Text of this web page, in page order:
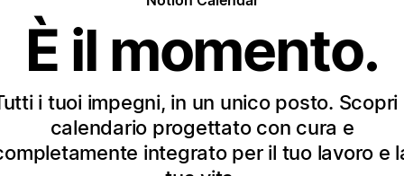
È il momento.
i tuoi impegni, in un unico posto. Scopri
calendario progettato con cura e
integrato per il tuo lavoro e